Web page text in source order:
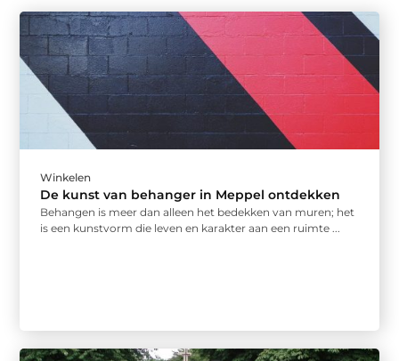
Winkelen
De kunst van behanger in Meppel ontdekken
Behangen is meer dan alleen het bedekken van muren; het
is een kunstvorm die leven en karakter aan een ruimte ...